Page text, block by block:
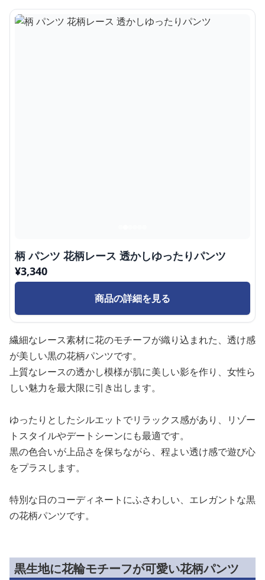
柄 パンツ 花柄レース 透かしゆったりパンツ
¥3,340
商品の詳細を見る
繊細なレース素材に花のモチーフが織り込まれた、透け感
が美しい黒の花柄パンツです。
上質なレースの透かし模様が肌に美しい影を作り、女性ら
しい魅力を最大限に引き出します。
ゆったりとしたシルエットでリラックス感があり、リゾー
トスタイルやデートシーンにも最適です。
黒の色合いが上品さを保ちながら、程よい透け感で遊び心
をプラスします。
特別な日のコーディネートにふさわしい、エレガントな黒
の花柄パンツです。
黒生地に花輪モチーフが可愛い花柄パンツ